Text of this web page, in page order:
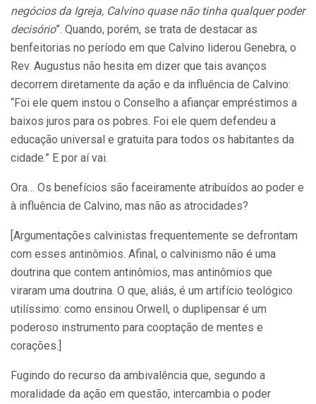
negócios da Igreja, Calvino quase não tinha qualquer poder
decisório”. Quando, porém, se trata de destacar as
benfeitorias no período em que Calvino liderou Genebra, o
Rev. Augustus não hesita em dizer que tais avanços
decorrem diretamente da ação e da influência de Calvino:
“Foi ele quem instou o Conselho a afiançar empréstimos a
baixos juros para os pobres. Foi ele quem defendeu a
educação universal e gratuita para todos os habitantes da
cidade.” E por aí vai.
Ora… Os benefícios são faceiramente atribuídos ao poder e
à influência de Calvino, mas não as atrocidades?
[Argumentações calvinistas frequentemente se defrontam
com esses antinômios. Afinal, o calvinismo não é uma
doutrina que contem antinômios, mas antinômios que
viraram uma doutrina. O que, aliás, é um artifício teológico
utilíssimo: como ensinou Orwell, o duplipensar é um
poderoso instrumento para cooptação de mentes e
corações.]
Fugindo do recurso da ambivalência que, segundo a
moralidade da ação em questão, intercambia o poder